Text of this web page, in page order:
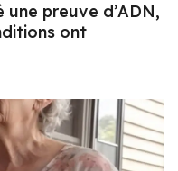
preuve d’ADN,
ont